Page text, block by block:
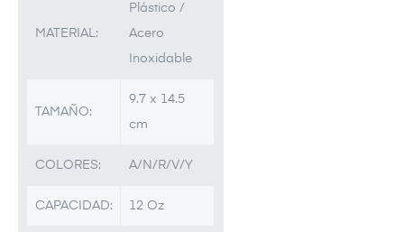
MATERIAL:
Plástico /
Acero
Inoxidable
TAMAÑO:
9.7 x 14.5
cm
COLORES: A/N/R/V/Y
CAPACIDAD: 12 Oz